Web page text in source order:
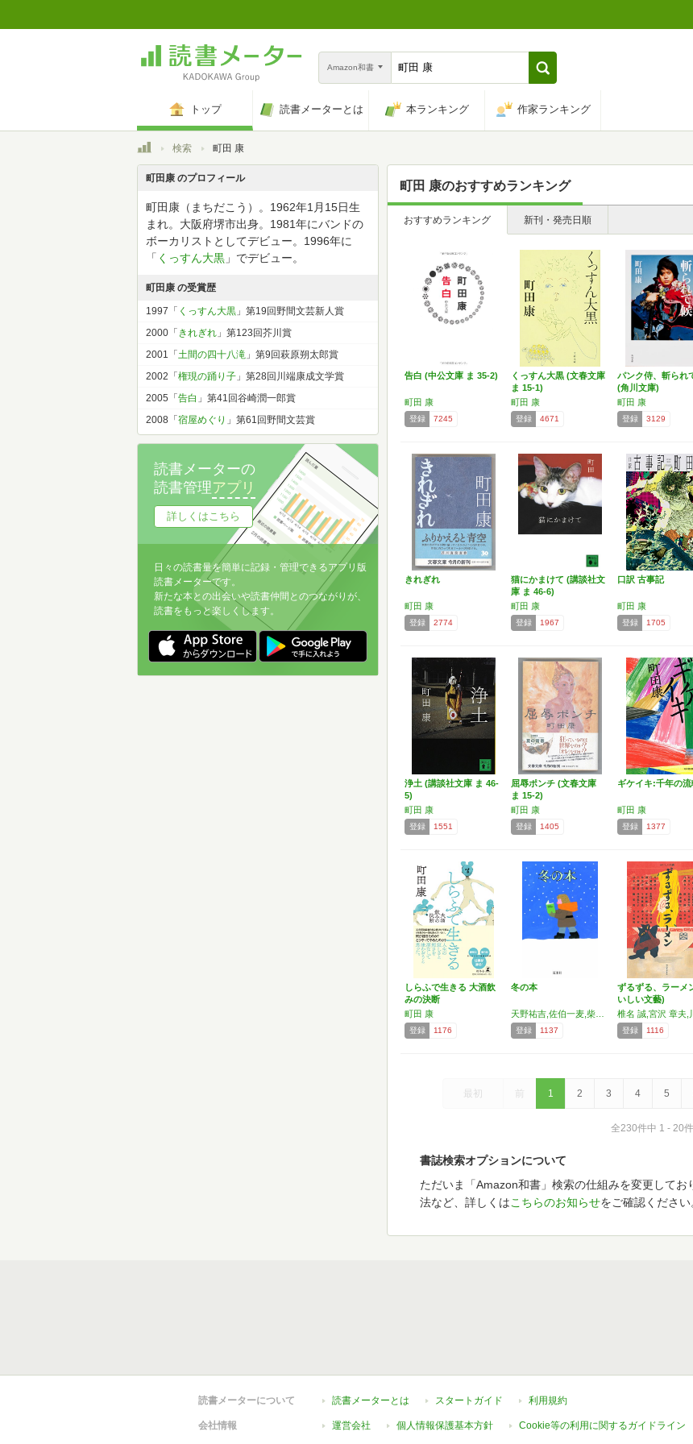
Amazon和書
トップ 読書メーターとは 本ランキング 作家ランキング
トップ検索 町田 康
町田 康のおすすめランキング
おすすめランキング 新刊・発売日順
告白 (中公文庫 ま 35-2)
町田 康
登録 7245
くっすん大黒 (文春文庫
ま 15-1)
町田 康
登録 4671
パンク侍、斬られ
(角川文庫)
町田 康
登録 3129
きれぎれ
町田 康
登録 2774
猫にかまけて (講談社文
庫 ま 46-6)
町田 康
登録 1967
口訳 古事記
町田 康
登録 1705
浄土 (講談社文庫 ま 46-
5)
町田 康
登録 1551
屈辱ポンチ (文春文庫
ま 15-2)
町田 康
登録 1405
ギケイキ:千年の流
町田 康
登録 1377
しらふで生きる 大酒飲
みの決断
町田 康
登録 1176
冬の本
登録 1137
ずるずる、ラーメ
いしい文藝)
登録 1116
最初 前 1 2 3 4 5
全230件中 1 - 20
書誌検索オプションについて
ただいま「Amazon和書」検索の仕組みを変更して
法など、詳しくはこちらのお知らせをご確認ください
町田康 のプロフィール
町田康（まちだこう）。1962年1月15日生
まれ。大阪府堺市出身。1981年にバンドの
ボーカリストとしてデビュー。1996年に
「 くっすん大黒 」でデビュー。
町田康 の受賞歴
1997「 くっすん大黒 」第19回野間文芸新人賞
2000「 きれぎれ 」第123回芥川賞
2001「 土間の四十八滝 」第9回萩原朔太郎賞
2002「 権現の踊り子 」第28回川端康成文学賞
2005「 告白 」第41回谷崎潤一郎賞
2008「 宿屋めぐり 」第61回野間文芸賞
読書メーターの
読書管理アプリ
詳しくはこちら
日々の読書量を簡単に記録・管理できるアプリ版
読書メーターです。
新たな本との出会いや読書仲間とのつながりが、
読書をもっと楽しくします。
読書メーターについて 読書メーターとは スタートガイド 利用規約
会社情報 運営会社 個人情報保護基本方針 Cookie等の利用に関するガイドライン